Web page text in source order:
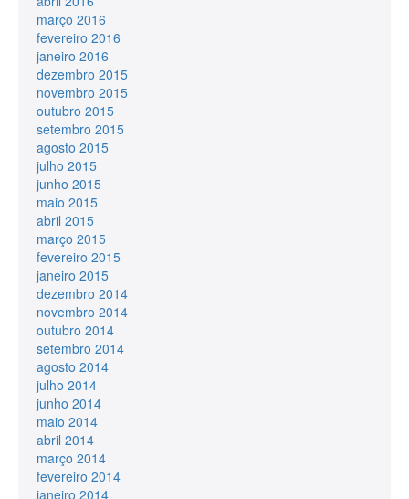
março 2016
fevereiro 2016
janeiro 2016
dezembro 2015
novembro 2015
outubro 2015
setembro 2015
agosto 2015
julho 2015
junho 2015
maio 2015
abril 2015
março 2015
fevereiro 2015
janeiro 2015
dezembro 2014
novembro 2014
outubro 2014
setembro 2014
agosto 2014
julho 2014
junho 2014
maio 2014
abril 2014
março 2014
fevereiro 2014
janeiro 2014